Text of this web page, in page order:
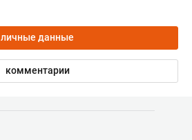
личные данные
комментарии